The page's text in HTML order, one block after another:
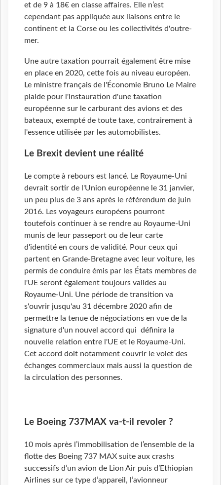
et de 9 à 18€ en classe affaires. Elle n’est
cependant pas appliquée aux liaisons entre le
continent et la Corse ou les collectivités d'outre-
mer.
Une autre taxation pourrait également être mise
en place en 2020, cette fois au niveau européen.
Le ministre français de l'Économie Bruno Le Maire
plaide pour l'instauration d'une taxation
européenne sur le carburant des avions et des
bateaux, exempté de toute taxe, contrairement à
l'essence utilisée par les automobilistes.
Le Brexit devient une réalité
Le compte à rebours est lancé. Le Royaume-Uni
devrait sortir de l'Union européenne le 31 janvier,
un peu plus de 3 ans après le référendum de juin
2016. Les voyageurs européens pourront
toutefois continuer à se rendre au Royaume-Uni
munis de leur passeport ou de leur carte
d'identité en cours de validité. Pour ceux qui
partent en Grande-Bretagne avec leur voiture, les
permis de conduire émis par les États membres de
l'UE seront également toujours valides au
Royaume-Uni. Une période de transition va
s'ouvrir jusqu'au 31 décembre 2020 afin de
permettre la tenue de négociations en vue de la
signature d'un nouvel accord qui définira la
nouvelle relation entre l'UE et le Royaume-Uni.
Cet accord doit notamment couvrir le volet des
échanges commerciaux mais aussi la question de
la circulation des personnes.
Le Boeing 737MAX va-t-il revoler ?
10 mois après l’immobilisation de l’ensemble de la
flotte des Boeing 737 MAX suite aux crashs
successifs d’un avion de Lion Air puis d’Ethiopian
Airlines sur ce type d’appareil, l’avionneur